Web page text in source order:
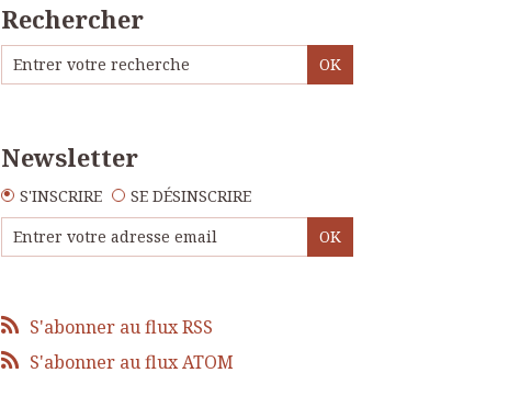
Rechercher
Newsletter
S'INSCRIRE SE DÉSINSCRIRE
S'abonner au flux RSS
S'abonner au flux ATOM